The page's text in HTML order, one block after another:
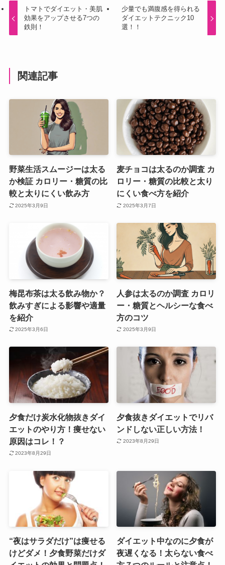
トマトでダイエット・美肌
効果をアップさせる7つの
鉄則！
少量でも満腹感を得られる
ダイエットテクニック10
選！！
関連記事
野菜生活スムージーは太る
か検証 カロリー・糖質の比
較と太りにくい飲み方
2025年3月9日
麦チョコは太るのか調査 カ
ロリー・糖質の比較と太り
にくい食べ方を紹介
2025年3月7日
梅昆布茶は太る飲み物か？
飲みすぎによる影響や適量
を紹介
2025年3月6日
人参は太るのか調査 カロリ
ー・糖質とヘルシーな食べ
方のコツ
2025年3月9日
夕食だけ炭水化物抜きダイ
エットのやり方！痩せない
原因はコレ！？
2023年8月29日
夕食抜きダイエットでリバ
ンドしない正しい方法！
2023年8月29日
“夜はサラダだけ”は痩せる
けどダメ！夕食野菜だけダ
ダイエット中なのに夕食が
夜遅くなる！太らない食べ